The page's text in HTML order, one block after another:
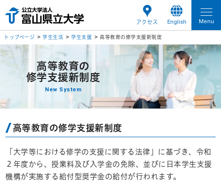
アクセス English Menu
トップページ 学生生活 学生支援 高等教育の修学支援新制度
高等教育の
修学支援新制度
New System
高等教育の修学支援新制度
「大学等における修学の支援に関する法律」に基づき、令和
２年度から、授業料及び入学金の免除、並びに日本学生支援
機構が実施する給付型奨学金の給付が行われます。